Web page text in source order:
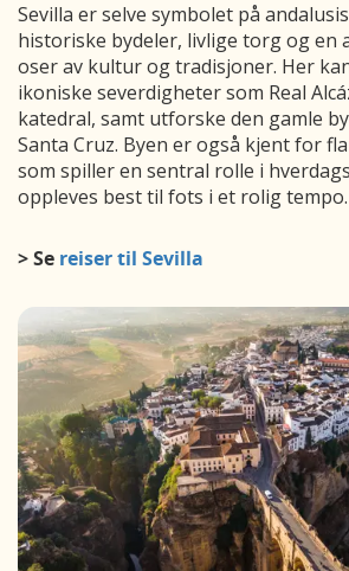
Sevilla er selve symbolet på
historiske bydeler, livlige torg og en
oser av kultur og tradisjoner. Her
ikoniske severdigheter som Real
katedral, samt utforske den gamle
Santa Cruz. Byen er også kjent for
som spiller en sentral rolle i
oppleves best til fots i et rolig tempo.
> Se reiser til Sevilla